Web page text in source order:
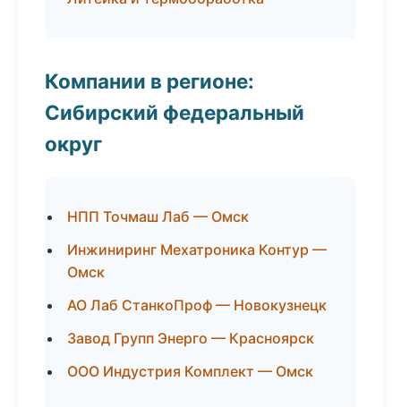
Компании в регионе:
Сибирский федеральный
округ
НПП Точмаш Лаб — Омск
Инжиниринг Мехатроника Контур —
Омск
АО Лаб СтанкоПроф — Новокузнецк
Завод Групп Энерго — Красноярск
ООО Индустрия Комплект — Омск